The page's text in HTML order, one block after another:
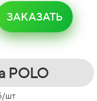
ЗАКАЗАТЬ
POLO
шт